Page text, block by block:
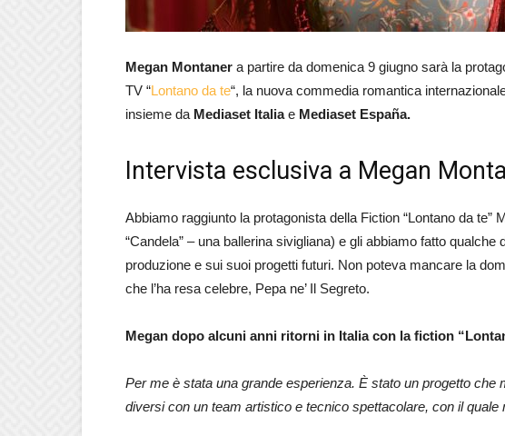
Megan Montaner a partire da domenica 9 giugno sarà la
TV “Lontano da te“, la nuova commedia romantica
insieme da Mediaset Italiae Mediaset España.
Intervista esclusiva a Megan
Abbiamo raggiunto la protagonista della Fiction “Lontano da te”
“Candela” – una ballerina sivigliana) e gli abbiamo fatto
produzione e sui suoi progetti futuri. Non poteva mancare la
che l’ha resa celebre, Pepa ne’ Il Segreto.
Megan dopo alcuni anni ritorni in Italia con la fiction
Per me è stata una grande esperienza. È stato un progetto che
diversi con un team artistico e tecnico spettacolare, con il